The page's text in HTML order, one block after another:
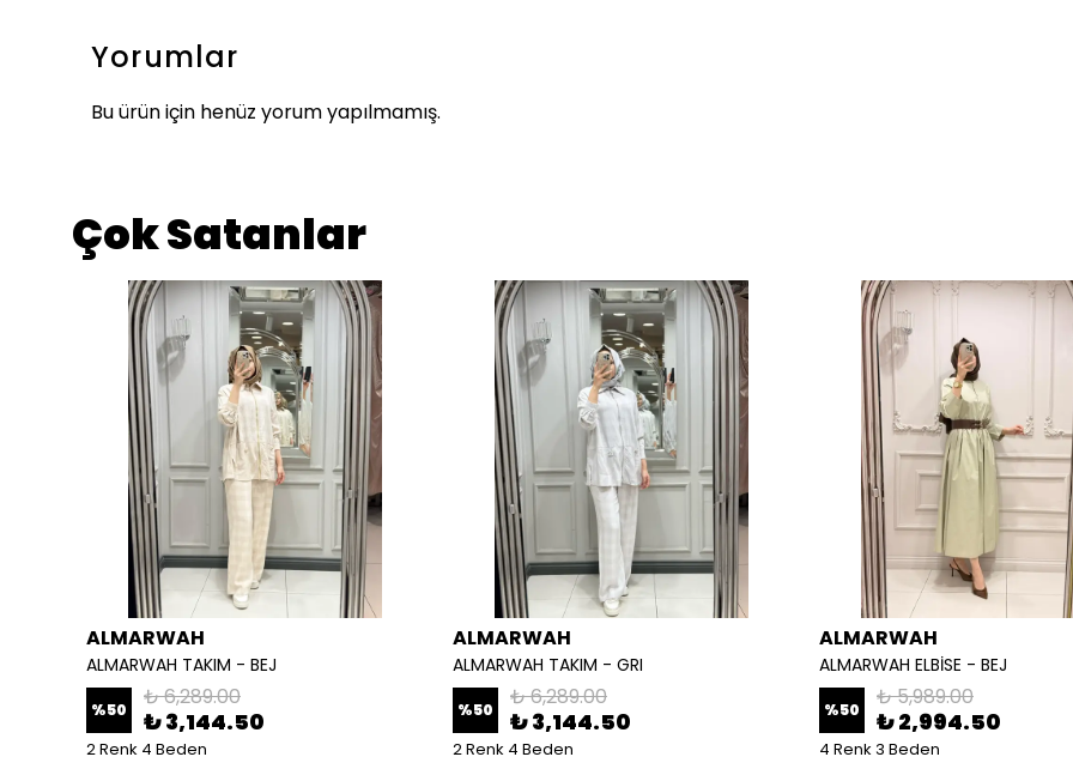
Yorumlar
Bu ürün için henüz yorum yapılmamış.
Çok Satanlar
ALMARWAH
ALMARWAH TAKIM - BEJ
%50 ₺ 6,289.00
₺ 3,144.50
2 Renk 4 Beden
ALMARWAH
ALMARWAH TAKIM - GRI
%50 ₺ 6,289.00
₺ 3,144.50
2 Renk 4 Beden
ALMARWAH
ALMARWAH ELBİSE - BEJ
%50 ₺ 5,989.00
₺ 2,994.50
4 Renk 3 Beden